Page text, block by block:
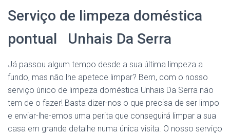
Serviço de limpeza doméstica
pontual Unhais Da Serra
Já passou algum tempo desde a sua última limpeza a
fundo, mas não lhe apetece limpar? Bem, com o nosso
serviço único de limpeza doméstica Unhais Da Serra não
tem de o fazer! Basta dizer-nos o que precisa de ser limpo
e enviar-lhe-emos uma perita que conseguirá limpar a sua
casa em grande detalhe numa única visita. O nosso serviço